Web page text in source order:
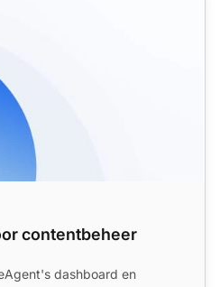
contentbeheer
dashboard en